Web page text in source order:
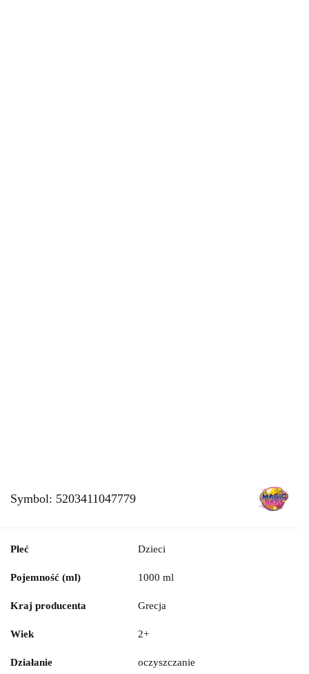
Symbol: 5203411047779
Płeć Dzieci
Pojemność (ml) 1000 ml
Kraj producenta Grecja
Wiek 2+
Działanie oczyszczanie